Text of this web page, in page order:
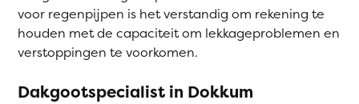
voor regenpijpen is het verstandig om rekening te
houden met de capaciteit om lekkageproblemen en
verstoppingen te voorkomen.
Dakgootspecialist in Dokkum